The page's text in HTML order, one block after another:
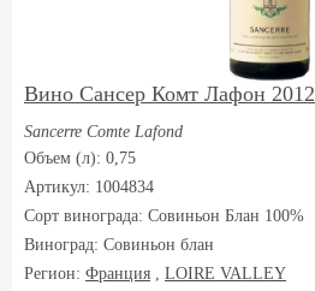
Вино Cансер Комт Лафон 2012
Sancerre Comte Lafond
Объем (л): 0,75
Артикул: 1004834
Сорт винограда: Совиньон Блан 100%
Виноград: Совиньон блан
Регион: Франция , LOIRE VALLEY